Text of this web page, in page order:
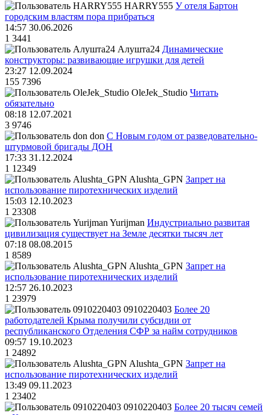
HARRY555 У отеля Бартон
городским властям пора прибраться
14:57 30.06.2026
1 3441
Алушта24 Динамические
конструкторы: развивающие игрушки для детей
23:27 12.09.2024
155 7396
OleJek_Studio Читать
обязательно
08:18 12.07.2021
3 9746
don С Новым годом от разведовательно-
штурмовой бригады ДОН
17:33 31.12.2024
1 12349
Alushta_GPN Запрет на
использование пиротехнических изделий
15:03 12.10.2023
1 23308
Yurijman Индустриально развитая
цивилизация существует на Земле десятки тысяч лет
07:18 08.08.2015
1 8589
Alushta_GPN Запрет на
использование пиротехнических изделий
12:57 26.10.2023
1 23979
0910220403 Более 20
работодателей Крыма получили субсидии от
республиканского Отделения СФР за найм сотрудников
09:57 19.10.2023
1 24892
Alushta_GPN Запрет на
использование пиротехнических изделий
13:49 09.11.2023
1 23402
0910220403 Более 20 тысяч семей